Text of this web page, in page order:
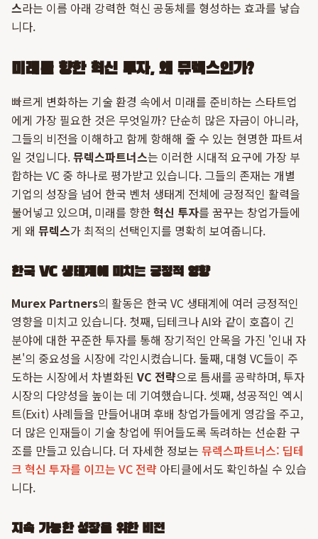
스라는 이름 아래 강력한 혁신 공동체를 형성하는 효과를 낳습
니다.
미래를 향한 혁신 투자, 왜 뮤렉스인가?
빠르게 변화하는 기술 환경 속에서 미래를 준비하는 스타트업
에게 가장 필요한 것은 무엇일까? 단순히 많은 자금이 아니라,
그들의 비전을 이해하고 함께 항해해 줄 수 있는 현명한 파트셔
일 것입니다.뮤렉스파트너스는 이러한 시대적 요구에 가장 부
합하는 VC 중 하나로 평가받고 있습니다. 그들의 존재는 개별
기업의 성장을 넘어 한국 벤처 생태계 전체에 긍정적인 활력을
불어넣고 있으며, 미래를 향한혁신 투자를 꿈꾸는 창업가들에
게 왜 뮤렉스가 최적의 선택인지를 명확히 보여줍니다.
한국 VC 생태계에 미치는 긍정적 영향
Murex Partners의 활동은 한국 VC 생태계에 여러 긍정적인
영향을 미치고 있습니다. 첫째, 딥테크나 AI와 같이 호흡이 긴
분야에 대한 꾸준한 투자를 통해 장기적인 안목을 가진 '인내 자
본'의 중요성을 시장에 각인시켰습니다. 둘째, 대형 VC들이 주
도하는 시장에서 차별화된 VC 전략으로 틈새를 공략하며, 투자
시장의 다양성을 높이는 데 기여했습니다. 셋째, 성공적인 엑시
트(Exit) 사례들을 만들어내며 후배 창업가들에게 영감을 주고,
더 많은 인재들이 기술 창업에 뛰어들도록 독려하는 선순환 구
조를 만들고 있습니다. 더 자세한 정보는 뮤렉스파트너스: 딥테
크 혁신 투자를 이끄는 VC 전략 아티클에서도 확인하실 수 있습
니다.
지속 가능한 성장을 위한 비전